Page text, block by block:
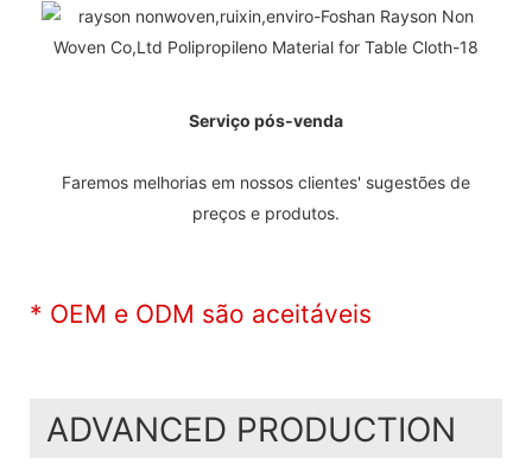
Serviço pós-venda
Faremos melhorias em nossos clientes' sugestões de
preços e produtos.
* OEM e ODM são aceitáveis
ADVANCED PRODUCTION